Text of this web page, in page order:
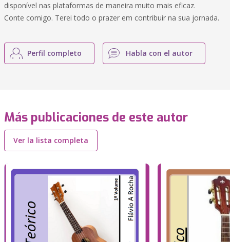
disponível nas plataformas de maneira muito mais eficaz.
Conte comigo. Terei todo o prazer em contribuir na sua jornada.
Perfil completo Habla con el autor
Más publicaciones de este autor
Ver la lista completa